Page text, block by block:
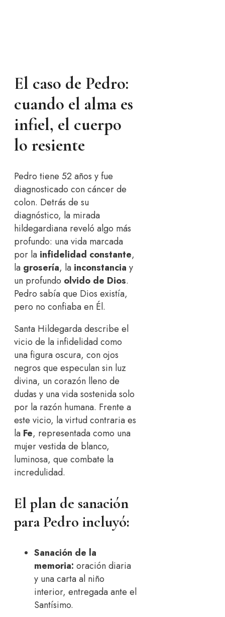
El caso de Pedro:
cuando el alma es
infiel, el cuerpo
lo resiente
Pedro tiene 52 años y fue
diagnosticado con cáncer de
colon. Detrás de su
diagnóstico, la mirada
hildegardiana reveló algo más
profundo: una vida marcada
por la infidelidad constante,
la grosería, la inconstancia y
un profundo olvido de Dios.
Pedro sabía que Dios existía,
pero no confiaba en Él.
Santa Hildegarda describe el
vicio de la infidelidad como
una figura oscura, con ojos
negros que especulan sin luz
divina, un corazón lleno de
dudas y una vida sostenida solo
por la razón humana. Frente a
este vicio, la virtud contraria es
la Fe, representada como una
mujer vestida de blanco,
luminosa, que combate la
incredulidad.
El plan de sanación
para Pedro incluyó:
Sanación de la
memoria: oración diaria
y una carta al niño
interior, entregada ante el
Santísimo.